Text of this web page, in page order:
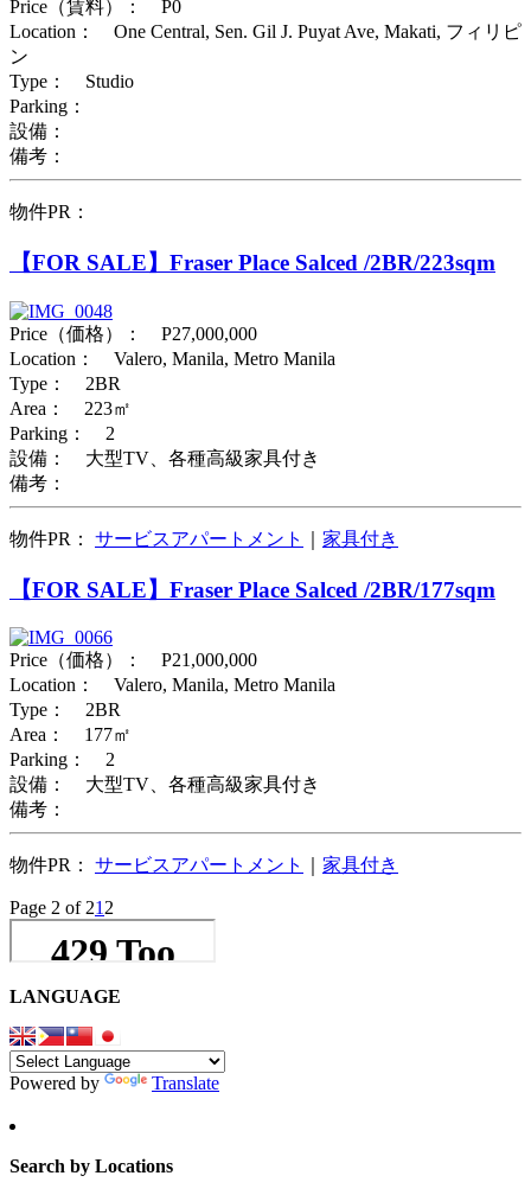
Price（賃料）： P0
Location： One Central, Sen. Gil J. Puyat Ave, Makati, フィリピ
ン
Type： Studio
Parking：
設備：
備考：
物件PR：
【FOR SALE】Fraser Place Salced /2BR/223sqm
Price（価格）： P27,000,000
Location： Valero, Manila, Metro Manila
Type： 2BR
Area： 223㎡
Parking： 2
設備： 大型TV、各種高級家具付き
備考：
物件PR： サービスアパートメント 家具付き
【FOR SALE】Fraser Place Salced /2BR/177sqm
Price（価格）： P21,000,000
Location： Valero, Manila, Metro Manila
Type： 2BR
Area： 177㎡
Parking： 2
設備： 大型TV、各種高級家具付き
備考：
物件PR： サービスアパートメント 家具付き
Page 2 of 21 2
LANGUAGE
Powered by Translate
Search by Locations